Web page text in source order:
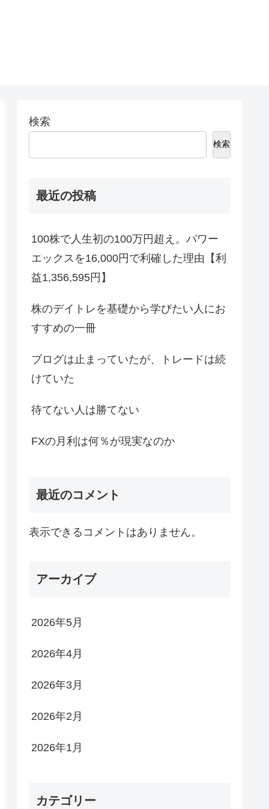
検索
検索
最近の投稿
100株で人生初の100万円超え。パワー
エックスを16,000円で利確した理由【利
益1,356,595円】
株のデイトレを基礎から学びたい人にお
すすめの一冊
ブログは止まっていたが、トレードは続
けていた
待てない人は勝てない
FXの月利は何％が現実なのか
最近のコメント
表示できるコメントはありません。
アーカイブ
2026年5月
2026年4月
2026年3月
2026年2月
2026年1月
カテゴリー